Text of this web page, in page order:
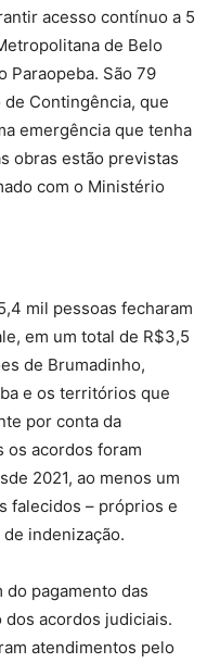
acesso contínuo a 5
de Belo
Paraopeba. São 79
Contingência, que
emergência que tenha
obras estão previstas
com o Ministério
mil pessoas fecharam
em um total de R$3,5
de Brumadinho,
e os territórios que
por conta da
os acordos foram
2021, ao menos um
falecidos – próprios e
indenização.
do pagamento das
acordos judiciais.
atendimentos pelo